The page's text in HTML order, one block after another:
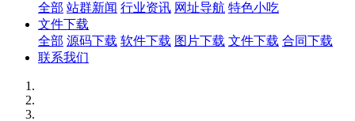
全部 站群新闻 行业资讯 网址导航 特色小吃
文件下载
全部 源码下载 软件下载 图片下载 文件下载 合同下载
联系我们